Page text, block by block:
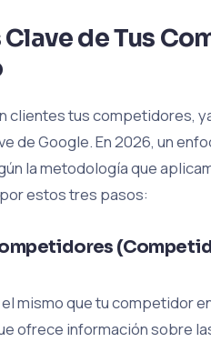
de Tus
clientes tus competidores,
de Google. En 2026, un
la metodología que
estos tres pasos:
mismo que tu competidor
ofrece información sobre